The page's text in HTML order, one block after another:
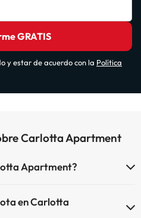
GRATIS
y estar de acuerdo con la Política
Carlotta Apartment
Apartment?
en Carlotta